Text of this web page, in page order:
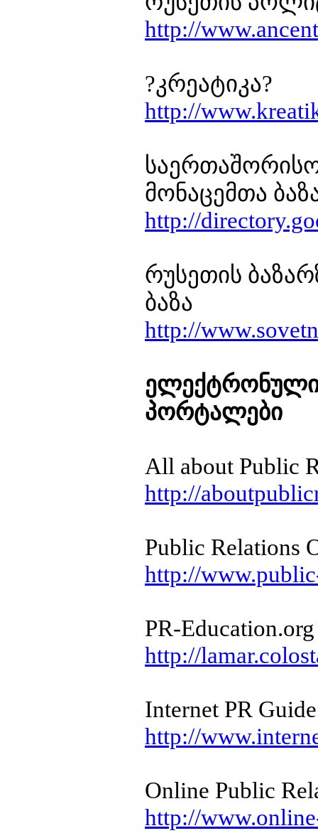
http://
?კრეატიკა?
http://
საერთაშორისო
მონაცემთა
http://
რუსეთის
ბაზა
http://
ელექტრონული
პორტალები
All about Public
http://
Public Relations
http://
PR-Education.org
http://
Internet PR Guide
http://
Online Public
http://